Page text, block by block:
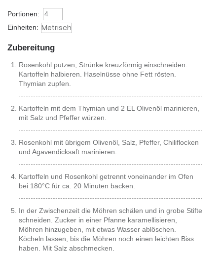
Portionen:
Einheiten:
Zubereitung
Rosenkohl putzen, Strünke kreuzförmig einschneiden.
Kartoffeln halbieren. Haselnüsse ohne Fett rösten.
Thymian zupfen.
Kartoffeln mit dem Thymian und 2 EL Olivenöl marinieren,
mit Salz und Pfeffer würzen.
Rosenkohl mit übrigem Olivenöl, Salz, Pfeffer, Chiliflocken
und Agavendicksaft marinieren.
Kartoffeln und Rosenkohl getrennt voneinander im Ofen
bei 180°C für ca. 20 Minuten backen.
In der Zwischenzeit die Möhren schälen und in grobe Stifte
schneiden. Zucker in einer Pfanne karamellisieren,
Möhren hinzugeben, mit etwas Wasser ablöschen.
Köcheln lassen, bis die Möhren noch einen leichten Biss
haben. Mit Salz abschmecken.